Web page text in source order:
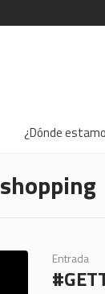
¿Dónde
shopping
Entrada